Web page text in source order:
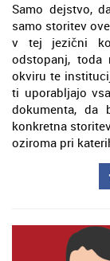
Samo dejstvo,
samo storitev
v tej jezični
odstopanj,
okviru te
ti uporabljajo
dokumenta, da
konkretna
oziroma pri